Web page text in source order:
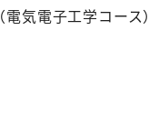
気電子工学コース）